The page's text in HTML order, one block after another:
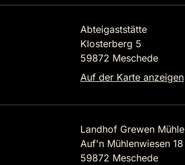
Abteigaststätte
Klosterberg 5
59872 Meschede
Auf der Karte anzeigen
Landhof Grewen Mühle
Auf'n Mühlenwiesen 18
59872 Meschede